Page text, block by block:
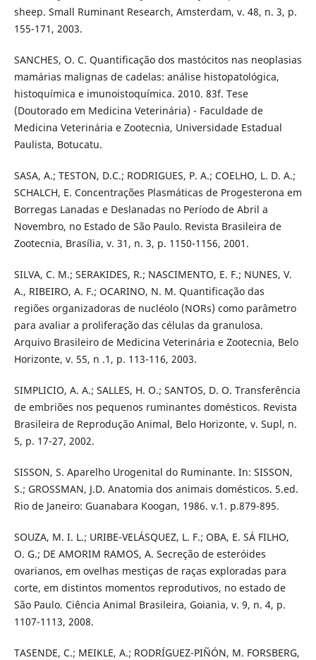
sheep. Small Ruminant Research, Amsterdam, v. 48, n. 3, p.
155-171, 2003.
SANCHES, O. C. Quantificação dos mastócitos nas neoplasias
mamárias malignas de cadelas: análise histopatológica,
histoquímica e imunoistoquímica. 2010. 83f. Tese
(Doutorado em Medicina Veterinária) - Faculdade de
Medicina Veterinária e Zootecnia, Universidade Estadual
Paulista, Botucatu.
SASA, A.; TESTON, D.C.; RODRIGUES, P. A.; COELHO, L. D. A.;
SCHALCH, E. Concentrações Plasmáticas de Progesterona em
Borregas Lanadas e Deslanadas no Período de Abril a
Novembro, no Estado de São Paulo. Revista Brasileira de
Zootecnia, Brasília, v. 31, n. 3, p. 1150-1156, 2001.
SILVA, C. M.; SERAKIDES, R.; NASCIMENTO, E. F.; NUNES, V.
A., RIBEIRO, A. F.; OCARINO, N. M. Quantificação das
regiões organizadoras de nucléolo (NORs) como parâmetro
para avaliar a proliferação das células da granulosa.
Arquivo Brasileiro de Medicina Veterinária e Zootecnia, Belo
Horizonte, v. 55, n .1, p. 113-116, 2003.
SIMPLICIO, A. A.; SALLES, H. O.; SANTOS, D. O. Transferência
de embriões nos pequenos ruminantes domésticos. Revista
Brasileira de Reprodução Animal, Belo Horizonte, v. Supl, n.
5, p. 17-27, 2002.
SISSON, S. Aparelho Urogenital do Ruminante. In: SISSON,
S.; GROSSMAN, J.D. Anatomia dos animais domésticos. 5.ed.
Rio de Janeiro: Guanabara Koogan, 1986. v.1. p.879-895.
SOUZA, M. I. L.; URIBE-VELÁSQUEZ, L. F.; OBA, E. SÁ FILHO,
O. G.; DE AMORIM RAMOS, A. Secreção de esteróides
ovarianos, em ovelhas mestiças de raças exploradas para
corte, em distintos momentos reprodutivos, no estado de
São Paulo. Ciência Animal Brasileira, Goiania, v. 9, n. 4, p.
1107-1113, 2008.
TASENDE, C.; MEIKLE, A.; RODRÍGUEZ-PIÑÓN, M. FORSBERG,